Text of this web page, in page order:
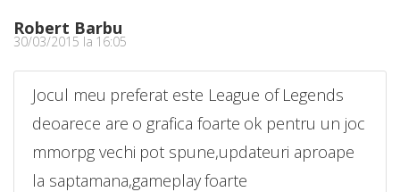
Robert Barbu
30/03/2015 la 16:05
Jocul meu preferat este League of Legends
deoarece are o grafica foarte ok pentru un joc
mmorpg vechi pot spune,updateuri aproape
la saptamana,gameplay foarte